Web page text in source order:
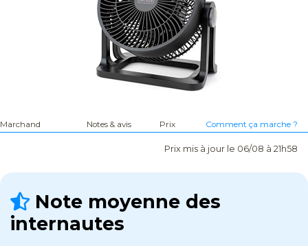
Marchand Notes & avis Prix Comment ça marche ?
Prix mis à jour le 06/08 à 21h58
Note moyenne des
internautes